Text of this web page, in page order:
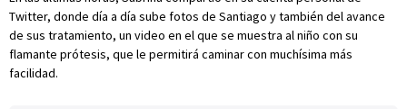
Twitter, donde día a día sube fotos de Santiago y también del avance
de sus tratamiento, un video en el que se muestra al niño con su
flamante prótesis, que le permitirá caminar con muchísima más
facilidad.